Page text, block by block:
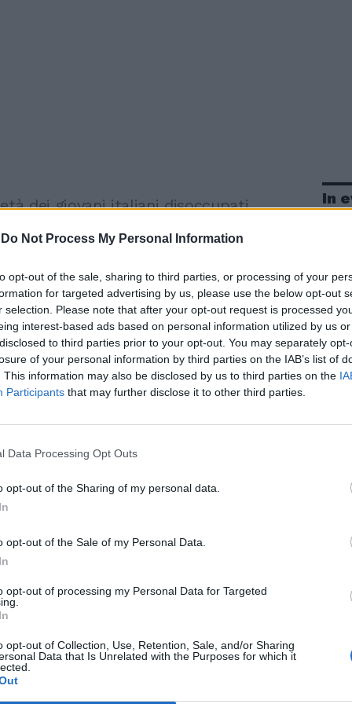
Do Not Process My Personal Information
opt-out of the sale, sharing to third parties, or processing of your
for targeted advertising by us, please use the below opt-out
selection. Please note that after your opt-out request is processed
interest-based ads based on personal information utilized by us
to third parties prior to your opt-out. You may separately
of your personal information by third parties on the IAB’s list of
This information may also be disclosed by us to third parties on the
Participants that may further disclose it to other third parties.
Data Processing Opt Outs
opt-out of the Sharing of my personal data.
opt-out of the Sale of my Personal Data.
opt-out of processing my Personal Data for Targeted
opt-out of Collection, Use, Retention, Sale, and/or Sharing
Data that Is Unrelated with the Purposes for which it
dei giovani italiani disoccupati
dei giovani italiani disoccupati
disposto a lavorare come spazzino.
dei lavori meno ambiti, secondo una
è diventato, in tempo di
un «lusso». Per la precisione, a
tipo di impiego, sarebbe il 56 per
largo campione di under 35 interpellato.
impiego nei call center, come badante
su "I giovani italiani, la vita e il lavoro",
"Salone della creatività Made in Italy" in
Oscar Green. I giovani sono diventati
flessibili e disposti a fare lavori meno
il tasso disoccupazione giovanile è del
più alto d'Europa dopo Grecia e Spagna
anche a un lavoro nella food
di cibo a domicilio) e un ulteriore
farebbe il dog sitter. Solo il 39% farebbe
In
Trump, Meloni e la strategia